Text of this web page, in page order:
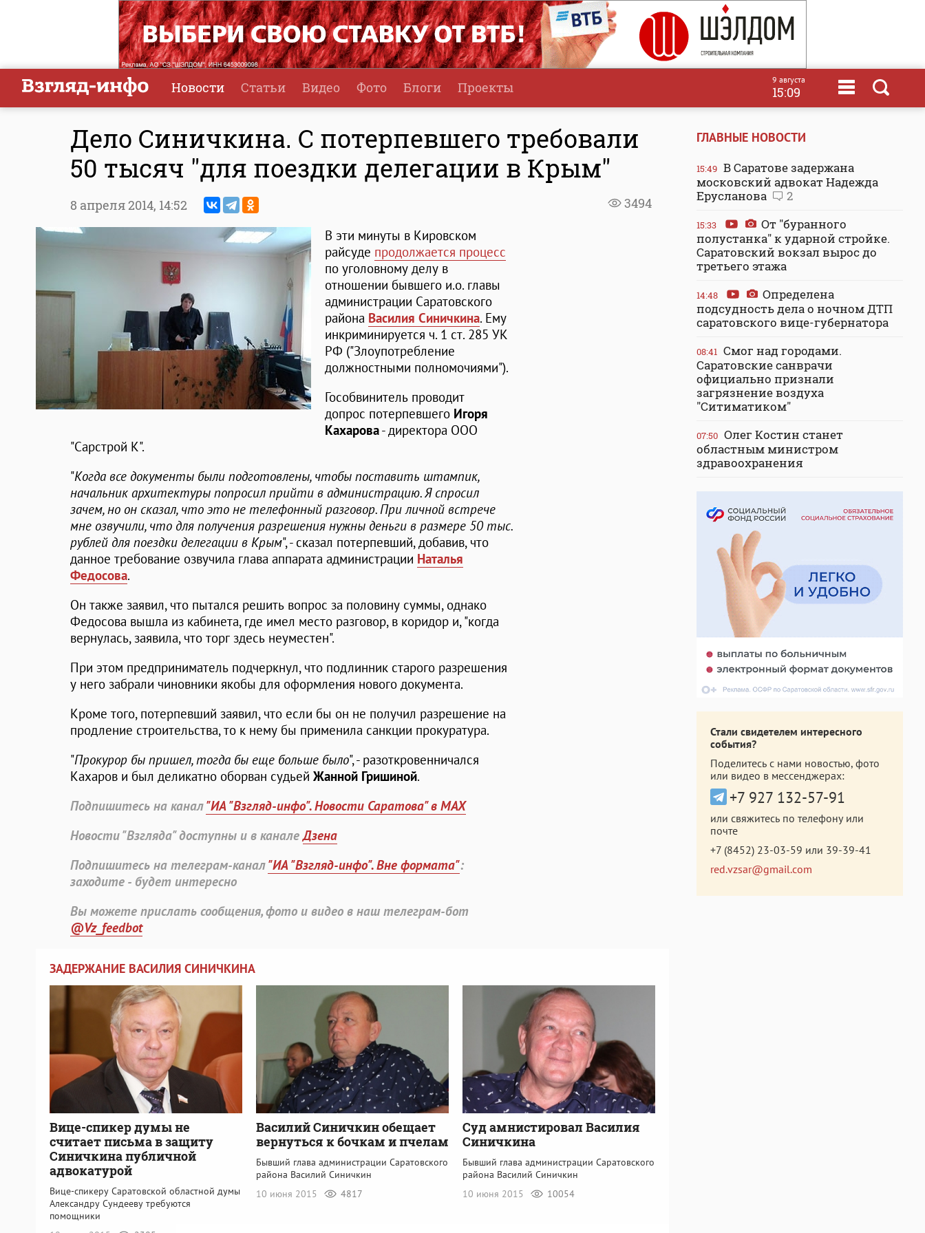
Новости Статьи Видео Фото Блоги Проекты 9 августа
15:09
Дело Синичкина. С потерпевшего требовали
50 тысяч "для поездки делегации в Крым"
3494
8 апреля 2014, 14:52
В эти минуты в Кировском
райсуде продолжается процесс
по уголовному делу в
отношении бывшего и.о. главы
администрации Саратовского
района Василия Синичкина. Ему
инкриминируется ч. 1 ст. 285 УК
РФ ("Злоупотребление
должностными полномочиями").
Гособвинитель проводит
допрос потерпевшего Игоря
Кахарова- директора ООО
"Сарстрой К".
"Когда все документы были подготовлены, чтобы поставить штампик,
начальник архитектуры попросил прийти в администрацию. Я спросил
зачем, но он сказал, что это не телефонный разговор. При личной встрече
мне озвучили, что для получения разрешения нужны деньги в размере 50 тыс.
рублей для поездки делегации в Крым", - сказал потерпевший, добавив, что
данное требование озвучила глава аппарата администрации Наталья
Федосова.
Он также заявил, что пытался решить вопрос за половину суммы, однако
Федосова вышла из кабинета, где имел место разговор, в коридор и, "когда
вернулась, заявила, что торг здесь неуместен".
При этом предприниматель подчеркнул, что подлинник старого разрешения
у него забрали чиновники якобы для оформления нового документа.
Кроме того, потерпевший заявил, что если бы он не получил разрешение на
продление строительства, то к нему бы применила санкции прокуратура.
"Прокурор бы пришел, тогда бы еще больше было", - разоткровенничался
Кахаров и был деликатно оборван судьей Жанной Гришиной.
Подпишитесь на канал"ИА "Взгляд-инфо". Новости Саратова" в MAX
Новости "Взгляда" доступны и в каналеДзена
Подпишитесь на телеграм-канал"ИА "Взгляд-инфо". Вне формата":
заходите - будет интересно
Вы можете прислать сообщения, фото и видео в наш телеграм-бот
@Vz_feedbot
ЗАДЕРЖАНИЕ ВАСИЛИЯ СИНИЧКИНА
Вице-спикер думы не
считает письма в защиту
Синичкина публичной
адвокатурой
Вице-спикеру Саратовской областной думы
Александру Сундееву требуются
помощники
Василий Синичкин обещает
вернуться к бочкам и пчелам
Бывший глава администрации Саратовского
района Василий Синичкин
10 июня 2015
4817
Суд амнистировал Василия
Синичкина
Бывший глава администрации Саратовского
района Василий Синичкин
10 июня 2015
10054
ГЛАВНЫЕ НОВОСТИ
15:49 В Саратове задержана
московский адвокат Надежда
Ерусланова
2
15:33
От "буранного
полустанка" к ударной стройке.
Саратовский вокзал вырос до
третьего этажа
14:48
Определена
подсудность дела о ночном ДТП
саратовского вице-губернатора
08:41 Смог над городами.
Саратовские санврачи
официально признали
загрязнение воздуха
"Ситиматиком"
07:50 Олег Костин станет
областным министром
здравоохранения
Стали свидетелем интересного
события?
Поделитесь с нами новостью, фото
или видео в мессенджерах:
+7 927 132-57-91
или свяжитесь по телефону или
почте
+7 (8452) 23-03-59 или 39-39-41
red.vzsar@gmail.com